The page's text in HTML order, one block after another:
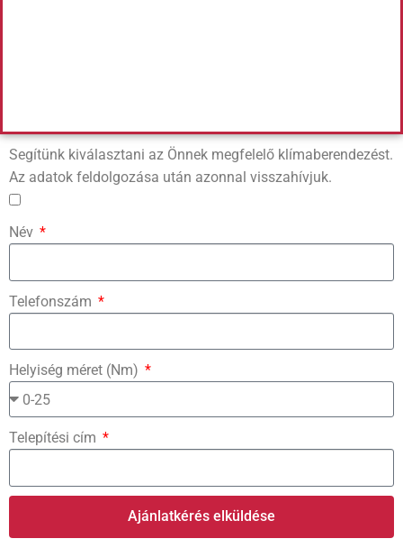
Segítünk kiválasztani az Önnek megfelelő klímaberendezést.
Az adatok feldolgozása után azonnal visszahívjuk.
Név
Telefonszám
Helyiség méret (Nm)
Telepítési cím
Ajánlatkérés elküldése